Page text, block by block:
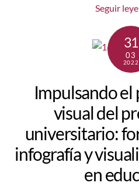
Seguir
31
03
2022
Impulsando
visual del
universitario:
infografía y
en